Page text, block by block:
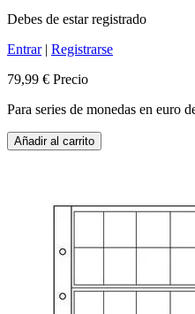
Debes de estar registrado
Entrar| Registrarse
79,99 € Precio
Para series de monedas en euro
Añadir al carrito